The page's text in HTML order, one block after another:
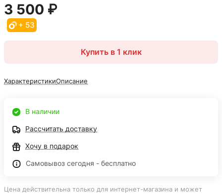
3 500 ₽
+ 53
Купить в 1 клик
ХарактеристикиОписание
В наличии
Рассчитать доставку
Хочу в подарок
Самовывоз сегодня - бесплатно
Цена действительна только для интернет-магазина и может